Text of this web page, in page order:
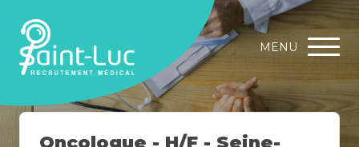
MENU
Oncologue - H/F - Seine-